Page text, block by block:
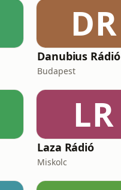
DR
Danubius Rádió
Budapest
LR
Laza Rádió
Miskolc